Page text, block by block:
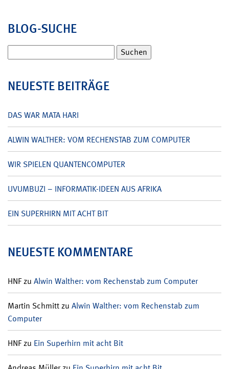
BLOG-SUCHE
nach:
NEUESTE BEITRÄGE
DAS WAR MATA HARI
ALWIN WALTHER: VOM RECHENSTAB ZUM COMPUTER
WIR SPIELEN QUANTENCOMPUTER
UVUMBUZI – INFORMATIK-IDEEN AUS AFRIKA
EIN SUPERHIRN MIT ACHT BIT
NEUESTE KOMMENTARE
HNFzu Alwin Walther: vom Rechenstab zum Computer
Martin Schmittzu Alwin Walther: vom Rechenstab zum
Computer
HNFzu Ein Superhirn mit acht Bit